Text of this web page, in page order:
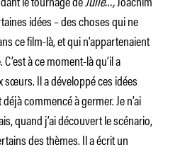
idées – des choses qui ne
ce film-là, et qui n’appartenaient
à ce moment-là qu’il a
Il a développé ces idées
commencé à germer. Je n’ai
quand j’ai découvert le scénario,
des thèmes. Il a écrit un